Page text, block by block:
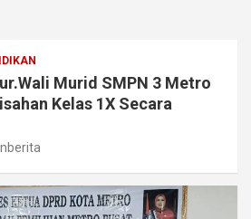
Murid SMPN 3 Metro
Kelas 1X Secara